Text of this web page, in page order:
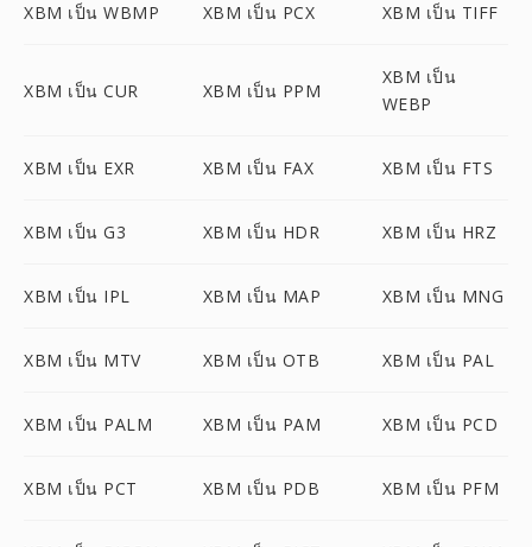
XBM เป็น WBMP XBM เป็น PCX XBM เป็น TIFF
XBM เป็น CUR XBM เป็น PPM
XBM เป็น
WEBP
XBM เป็น EXR XBM เป็น FAX XBM เป็น FTS
XBM เป็น G3 XBM เป็น HDR XBM เป็น HRZ
XBM เป็น IPL XBM เป็น MAP XBM เป็น MNG
XBM เป็น MTV XBM เป็น OTB XBM เป็น PAL
XBM เป็น PALM XBM เป็น PAM XBM เป็น PCD
XBM เป็น PCT XBM เป็น PDB XBM เป็น PFM